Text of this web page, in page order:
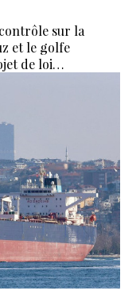
sur la
et le golfe
de loi
discutent
des routes